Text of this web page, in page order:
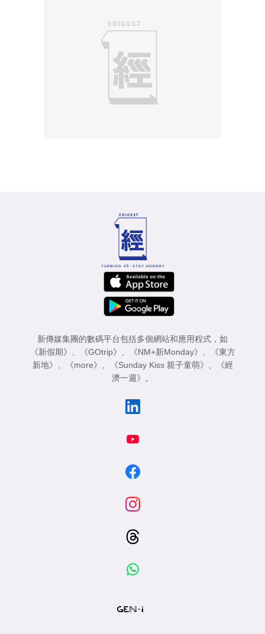
新傳媒集團的數碼平台包括多個網站和應用程式，如
《新假期》
《GOtrip》 《NM+新Monday》
《東方
新地》
《more》 《Sunday Kiss 親子童萌》
《經
濟一週》
。